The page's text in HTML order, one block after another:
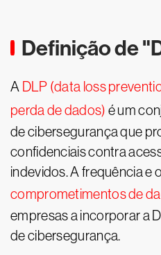
Definição de
A DLP (data loss
perda de dados) é um
de cibersegurança que
confidenciais contra
indevidos. A frequência e
comprometimentos de
empresas a incorporar a
de cibersegurança.